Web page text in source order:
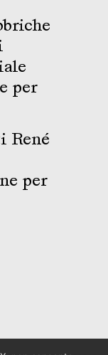
per
René
per